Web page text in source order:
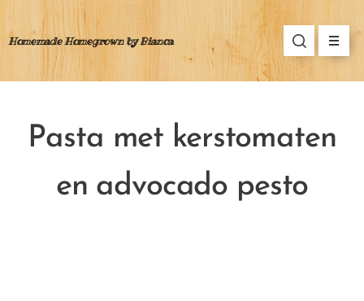
Homemade Homegrown by Bianca
Pasta met kerstomaten
en advocado pesto